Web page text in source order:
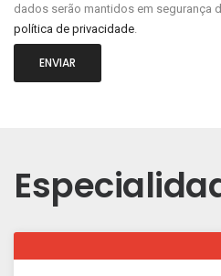
dados serão mantidos em segurança
política de privacidade
ENVIAR